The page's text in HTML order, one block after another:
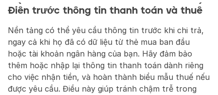
Điền trước thông tin thanh toán và thuế
Nền tảng có thể yêu cầu thông tin trước khi chi trả,
ngay cả khi họ đã có dữ liệu từ thẻ mua ban đầu
hoặc tài khoản ngân hàng của bạn. Hãy đảm bảo
thêm hoặc nhập lại thông tin thanh toán dành riêng
cho việc nhận tiền, và hoàn thành biểu mẫu thuế nếu
được yêu cầu. Điều này giúp tránh chậm trễ trong